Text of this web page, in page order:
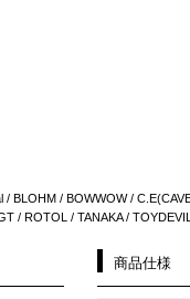
BLOHM / BOWWOW /
/ ROTOL / TANAKA /
商品仕様